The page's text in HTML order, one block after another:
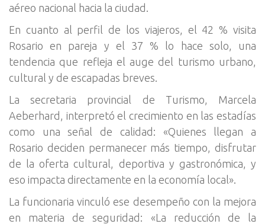
aéreo nacional hacia la ciudad.
En cuanto al perfil de los viajeros, el 42 % visita
Rosario en pareja y el 37 % lo hace solo, una
tendencia que refleja el auge del turismo urbano,
cultural y de escapadas breves.
La secretaria provincial de Turismo, Marcela
Aeberhard, interpretó el crecimiento en las estadías
como una señal de calidad: «Quienes llegan a
Rosario deciden permanecer más tiempo, disfrutar
de la oferta cultural, deportiva y gastronómica, y
eso impacta directamente en la economía local».
La funcionaria vinculó ese desempeño con la mejora
en materia de seguridad: «La reducción de la